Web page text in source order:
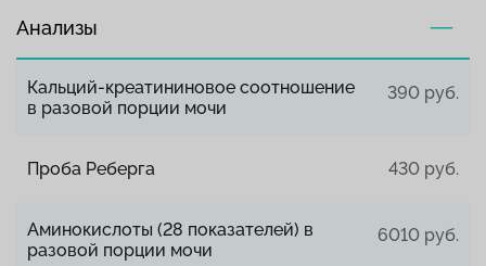
Анализы
Кальций-креатининовое соотношение
в разовой порции мочи
390 руб.
Проба Реберга 430 руб.
Аминокислоты (28 показателей) в
разовой порции мочи
6010 руб.